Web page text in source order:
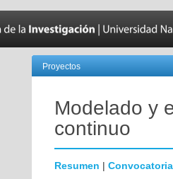
Proyectos
Modelado y
continuo
Resumen | Convocatoria